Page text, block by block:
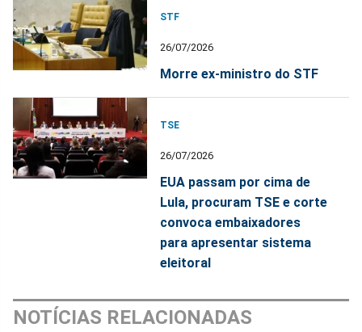
STF
26/07/2026
Morre ex-ministro do STF
TSE
26/07/2026
EUA passam por cima de
Lula, procuram TSE e corte
convoca embaixadores
para apresentar sistema
eleitoral
NOTÍCIAS RELACIONADAS